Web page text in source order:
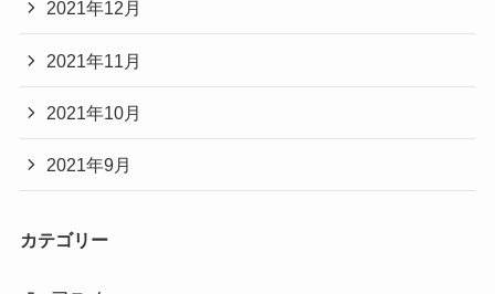
2021年12月
2021年11月
2021年10月
2021年9月
カテゴリー